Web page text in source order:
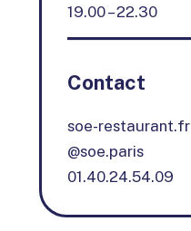
19.00 – 22.30
Contact
soe-restaurant.fr
@soe.paris
01.40.24.54.09